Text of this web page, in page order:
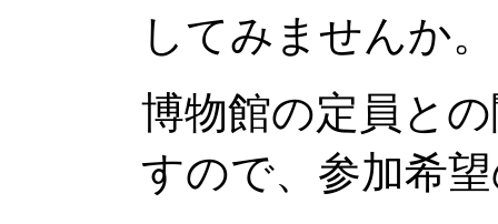
してみませんか。
博物館の定員と
すので、参加希